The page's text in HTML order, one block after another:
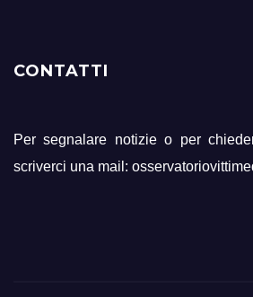
CONTATTI
Per segnalare notizie o per
scriverci una mail: